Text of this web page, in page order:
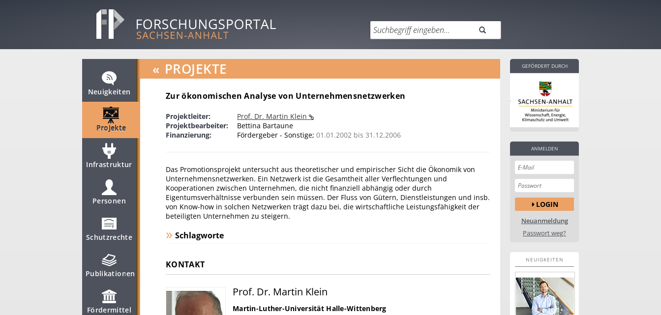
Neuigkeiten
Projekte
Infrastruktur
Personen
Schutzrechte
Publikationen
Fördermittel
« PROJEKTE
Zur ökonomischen Analyse von Unternehmensnetzwerken
Projektleiter:
Prof. Dr. Martin Klein
Projektbearbeiter:
Bettina Bartaune
Finanzierung:
Fördergeber - Sonstige; 01.01.2002 bis 31.12.2006
Das Promotionsprojekt untersucht aus theoretischer und empirischer Sicht die Ökonomik von
Unternehmensnetzwerken. Ein Netzwerk ist die Gesamtheit aller Verflechtungen und
Kooperationen zwischen Unternehmen, die nicht finanziell abhängig oder durch
Eigentumsverhältnisse verbunden sein müssen. Der Fluss von Gütern, Dienstleistungen und insb.
von Know-how in solchen Netzwerken trägt dazu bei, die wirtschaftliche Leistungsfähigkeit der
beteiligten Unternehmen zu steigern.
Schlagworte
KONTAKT
Prof. Dr. Martin Klein
Martin-Luther-Universität Halle-Wittenberg
GEFÖRDERT DURCH
ANMELDEN
LOGIN
Neuanmeldung
Passwort weg?
NEUIGKEITEN